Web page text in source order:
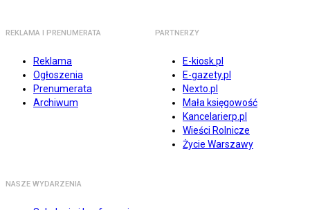
REKLAMA I PRENUMERATA
Reklama
Ogłoszenia
Prenumerata
Archiwum
PARTNERZY
E-kiosk.pl
E-gazety.pl
Nexto.pl
Mała księgowość
Kancelarierp.pl
Wieści Rolnicze
Życie Warszawy
NASZE WYDARZENIA